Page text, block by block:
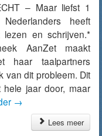
– Maar liefst 1
heeft
lezen en schrijven.*
AanZet maakt
haar taalpartners
van dit probleem. Dit
hele jaar door, maar
→
Lees meer